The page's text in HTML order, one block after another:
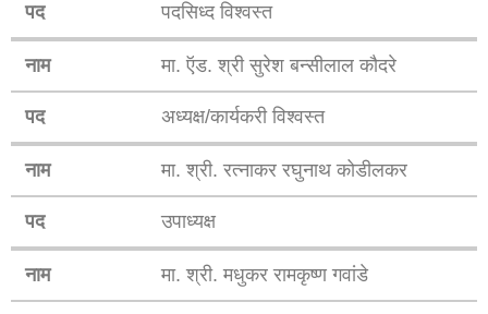
पद पदसिध्द विश्वस्त
नाम मा. ऍड. श्री सुरेश बन्सीलाल कौदरे
पद अध्यक्ष/कार्यकरी विश्वस्त
नाम मा. श्री. रत्नाकर रघुनाथ कोडीलकर
पद उपाध्यक्ष
नाम मा. श्री. मधुकर रामकृष्ण गवांडे